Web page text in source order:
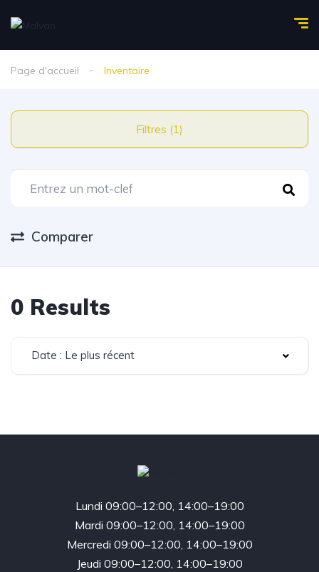
Page d'accueil Inventaire
Filtres (1)
Comparer
0 Results
Date : Le plus récent
Lundi 09:00–12:00, 14:00–19:00
Mardi 09:00–12:00, 14:00–19:00
Mercredi 09:00–12:00, 14:00–19:00
Jeudi 09:00–12:00, 14:00–19:00